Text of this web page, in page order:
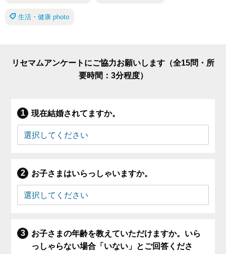
生活・健康 photo
リセマムアンケートにご協力お願いします（全15問・所
要時間：3分程度）
現在結婚されてますか。
お子さまはいらっしゃいますか。
お子さまの年齢を教えていただけますか。いら
っしゃらない場合「いない」とご回答くださ